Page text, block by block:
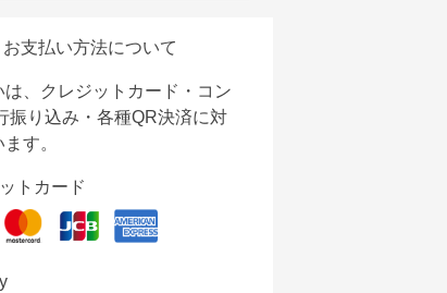
お支払い方法について
は、クレジットカード・コン
振り込み・各種QR決済に対
す。
トカード